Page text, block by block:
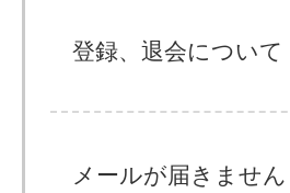
登録、退会について
メールが届きません